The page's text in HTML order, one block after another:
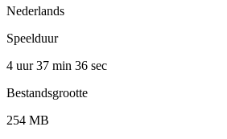
Nederlands
Speelduur
4 uur 37 min 36 sec
Bestandsgrootte
254 MB